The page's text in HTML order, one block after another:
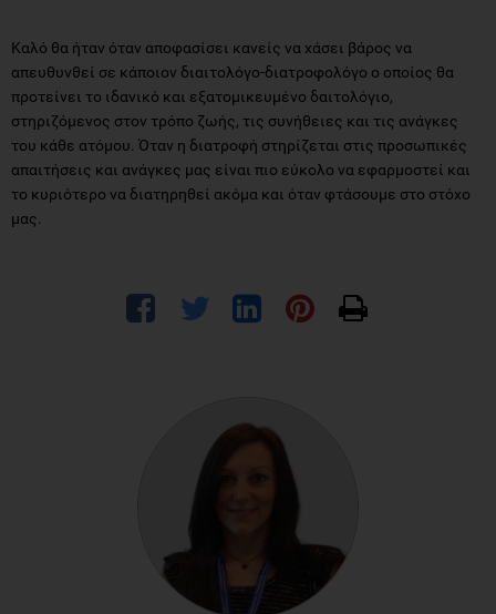
Καλό θα ήταν όταν αποφασίσει κανείς να χάσει βάρος να
απευθυνθεί σε κάποιον διαιτολόγο-διατροφολόγο ο οποίος θα
προτείνει το ιδανικό και εξατομικευμένο δαιτολόγιο,
στηριζόμενος στον τρόπο ζωής, τις συνήθειες και τις ανάγκες
του κάθε ατόμου. Όταν η διατροφή στηρίζεται στις προσωπικές
απαιτήσεις και ανάγκες μας είναι πιο εύκολο να εφαρμοστεί και
το κυριότερο να διατηρηθεί ακόμα και όταν φτάσουμε στο στόχο
μας.